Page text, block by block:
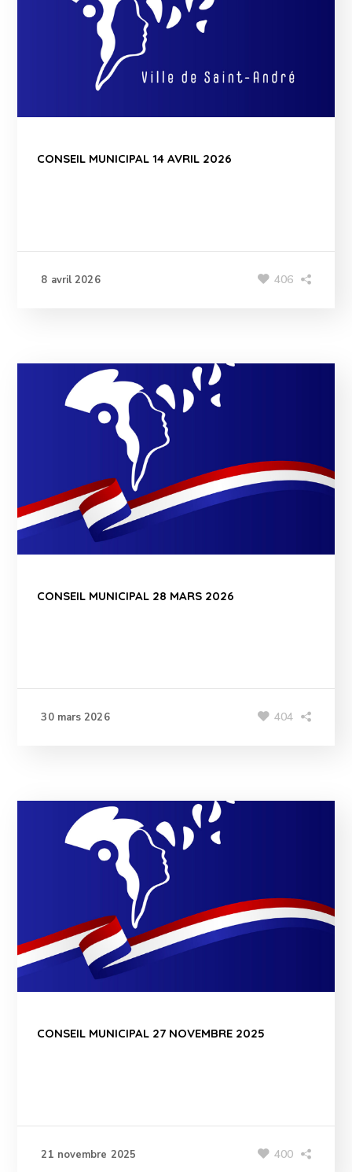
CONSEIL MUNICIPAL 14 AVRIL 2026
8 avril 2026 406
CONSEIL MUNICIPAL 28 MARS 2026
30 mars 2026 404
CONSEIL MUNICIPAL 27 NOVEMBRE 2025
21 novembre 2025 400